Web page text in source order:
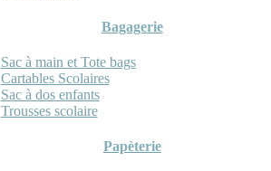
Bagagerie
Sac à main et Tote bags
Cartables Scolaires
Sac à dos enfants
Trousses scolaire
Papèterie